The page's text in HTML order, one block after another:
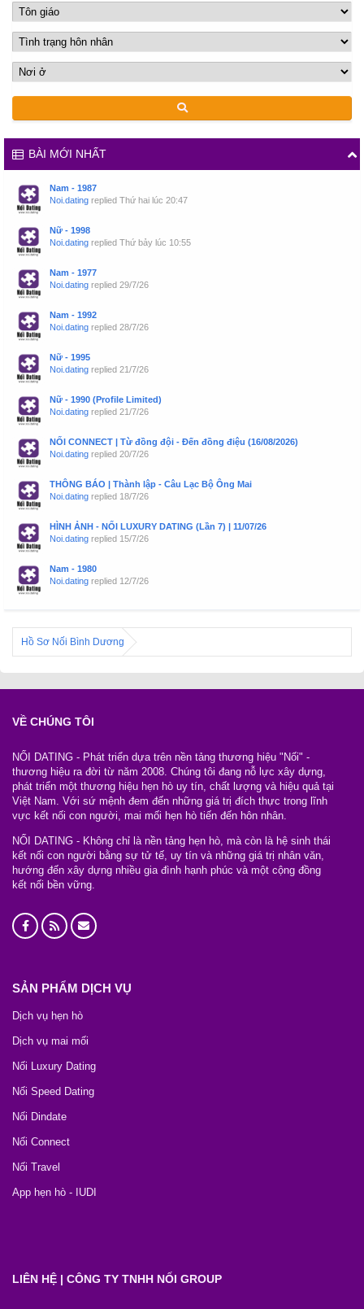
BÀI MỚI NHẤT
Nam - 1987
Noi.dating replied Thứ hai lúc 20:47
Nữ - 1998
Noi.dating replied Thứ bảy lúc 10:55
Nam - 1977
Noi.dating replied 29/7/26
Nam - 1992
Noi.dating replied 28/7/26
Nữ - 1995
Noi.dating replied 21/7/26
Nữ - 1990 (Profile Limited)
Noi.dating replied 21/7/26
NỐI CONNECT | Từ đồng đội - Đến đồng điệu (16/08/2026)
Noi.dating replied 20/7/26
THÔNG BÁO | Thành lập - Câu Lạc Bộ Ông Mai
Noi.dating replied 18/7/26
HÌNH ẢNH - NỐI LUXURY DATING (Lần 7) | 11/07/26
Noi.dating replied 15/7/26
Nam - 1980
Noi.dating replied 12/7/26
Hồ Sơ Nối Bình Dương
VỀ CHÚNG TÔI
NỐI DATING - Phát triển dựa trên nền tảng thương hiệu "Nối" -
thương hiệu ra đời từ năm 2008. Chúng tôi đang nỗ lực xây dựng,
phát triển một thương hiệu hẹn hò uy tín, chất lượng và hiệu quả tại
Việt Nam. Với sứ mệnh đem đến những giá trị đích thực trong lĩnh
vực kết nối con người, mai mối hẹn hò tiến đến hôn nhân.
NỐI DATING - Không chỉ là nền tảng hẹn hò, mà còn là hệ sinh thái
kết nối con người bằng sự tử tế, uy tín và những giá trị nhân văn,
hướng đến xây dựng nhiều gia đình hạnh phúc và một cộng đồng
kết nối bền vững.
SẢN PHẨM DỊCH VỤ
Dịch vụ hẹn hò
Dịch vụ mai mối
Nối Luxury Dating
Nối Speed Dating
Nối Dindate
Nối Connect
Nối Travel
App hẹn hò - IUDI
LIÊN HỆ | CÔNG TY TNHH NỐI GROUP